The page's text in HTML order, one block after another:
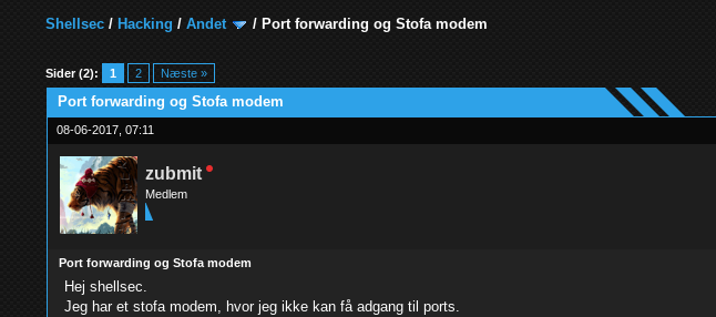
Shellsec / Hacking /Andet / Port forwarding og Stofa modem
Sider (2): 1 2 Næste »
Port forwarding og Stofa modem
08-06-2017, 07:11
zubmit
Medlem
Port forwarding og Stofa modem
Hej shellsec.
Jeg har et stofa modem, hvor jeg ikke kan få adgang til ports.